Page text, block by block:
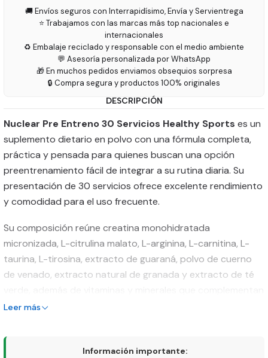
🚚 Envíos seguros con Interrapidísimo, Envía y Servientrega
⭐ Trabajamos con las marcas más top nacionales e
internacionales
♻️ Embalaje reciclado y responsable con el medio ambiente
💬 Asesoría personalizada por WhatsApp
🎁 En muchos pedidos enviamos obsequios sorpresa
🔒 Compra segura y productos 100% originales
DESCRIPCIÓN
Nuclear Pre Entreno 30 Servicios Healthy Sports es un
suplemento dietario en polvo con una fórmula completa,
práctica y pensada para quienes buscan una opción
preentrenamiento fácil de integrar a su rutina diaria. Su
presentación de 30 servicios ofrece excelente rendimiento
y comodidad para el uso frecuente.
Su composición reúne creatina monohidratada
micronizada, L-citrulina malato, L-arginina, L-carnitina, L-
taurina, L-tirosina, extracto de guaraná, polvo de cuerno
de venado, extracto natural de granada y extracto de té
la fórmula. Es una excelente alternativa para quienes
ingredientes en una sola presentación.
Leer más
Información importante: